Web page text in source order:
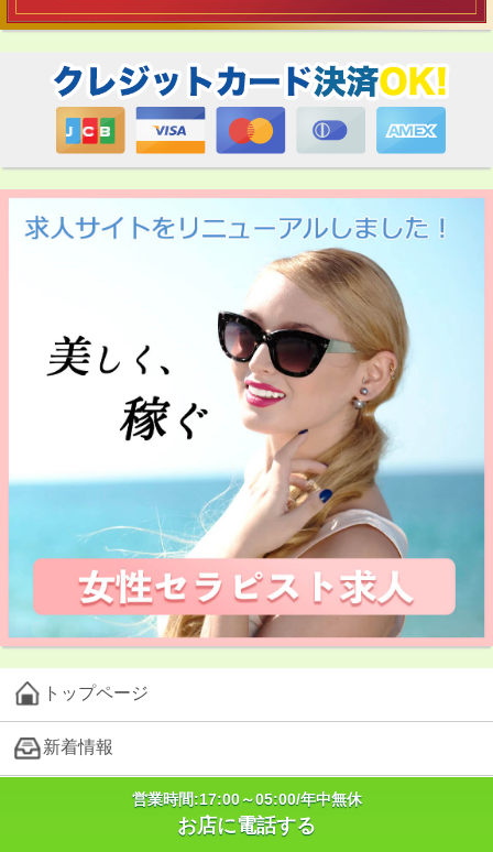
トップページ
新着情報
登録スタッフ営業時間:17:00～05:00/年中無休
お店に電話する